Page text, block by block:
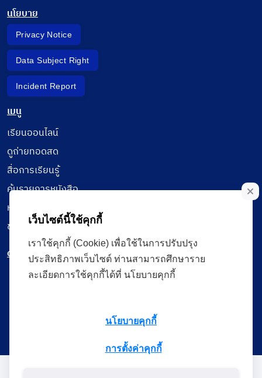
นโยบาย
Privacy Notice
Data Subject Right
Incident Report
เมนู
เรียนออนไลน์
ดูถ่ายทอดสด
สื่อการเรียนรู้
ค้นรายการหนังสือ
หนังสืออิเล็กทรอนิกส์
ข้อมูลผู้ใช้งาน
ดาวน์โหลดใช้งานบนแอปพลิเคชัน
แบบสอบถามความพึงพอใจ
เว็บไซต์นี้ใช้คุกกี้
เราใช้คุกกี้ (Cookie) เพื่อใช้ในการปรับปรุง
ประสิทธิภาพเว็บไซต์ ท่านสามารถศึกษาราย
ละเอียดการใช้คุกกี้ได้ที่ นโยบายคุกกี้
นโยบายคุกกี้
การตั้งค่าคุกกี้